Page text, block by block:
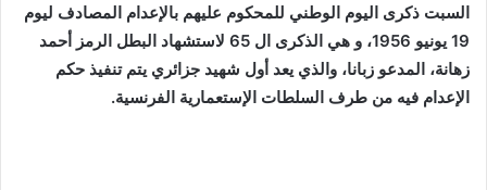
السبت ذكرى اليوم الوطني للمحكوم عليهم بالإعدام المصادف ليوم
19 يونيو 1956، و هي الذكرى ال 65 لاستشهاد البطل الرمز أحمد
زهانة، المدعو زبانا، والذي يعد أول شهيد جزائري يتم تنفيذ حكم
الإعدام فيه من طرف السلطات الإستعمارية الفرنسية.